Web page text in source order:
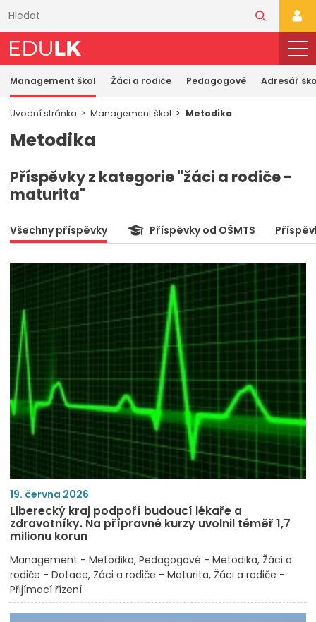
obsahu
Management škol Žáci a rodiče Pedagogové Adresář
Úvodní stránka Management škol Metodika
Metodika
Příspěvky z kategorie "žáci a rodiče -
maturita"
Všechny příspěvky Příspěvky od OŠMTS
19. června 2026
Liberecký kraj podpoří budoucí lékaře a
zdravotníky. Na přípravné kurzy uvolnil téměř 1,7
milionu korun
Management - Metodika Pedagogové - Metodika Žáci a
rodiče - Dotace Žáci a rodiče - Maturita Žáci a rodiče -
Přijímací řízení